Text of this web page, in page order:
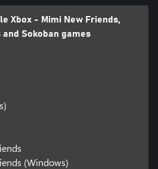
Xbox - Mimi New Friends,
Sokoban games
(Windows)